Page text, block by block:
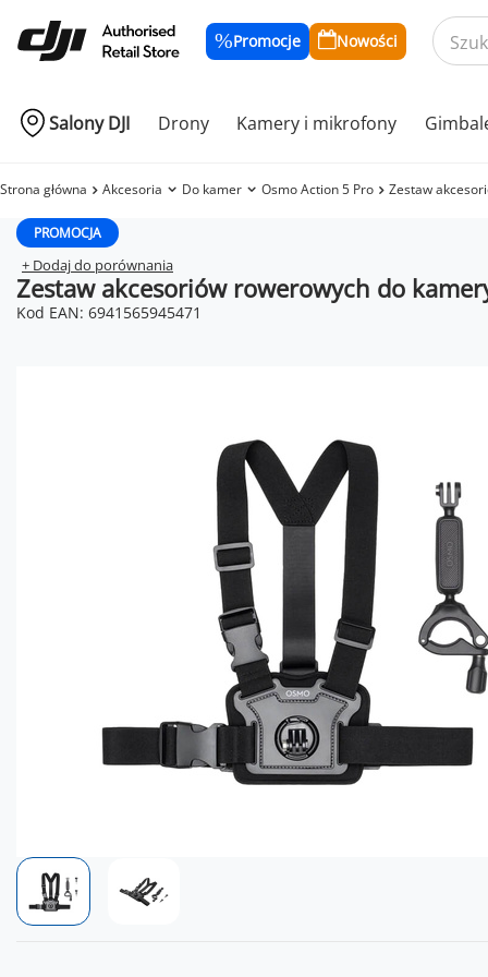
Promocje Nowości
Salony DJI Drony Kamery i mikrofony
Strona główna Akcesoria Do kamer Osmo Action 5 Pro Zestaw
PROMOCJA
+ Dodaj do porównania
Zestaw akcesoriów rowerowych do
Kod EAN: 6941565945471